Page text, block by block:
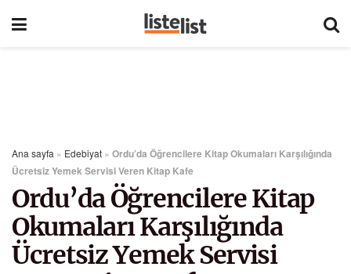
Ana sayfa » Edebiyat » Ordu’da Öğrencilere Kitap Okumaları Karşılığında
Ücretsiz Yemek Servisi Veren Kitap Kafe
Ordu’da Öğrencilere Kitap
Okumaları Karşılığında
Ücretsiz Yemek Servisi